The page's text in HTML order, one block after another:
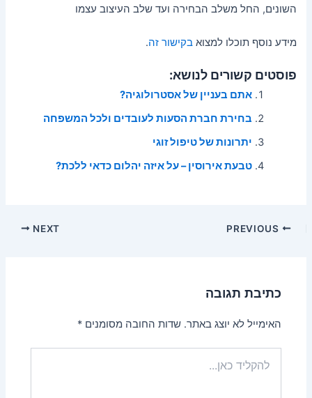
השונים, החל משלב הבחירה ועד שלב העיצוב עצמו
מידע נוסף תוכלו למצואבקישור זה.
פוסטים קשורים לנושא:
אתם בעניין של אסטרולוגיה?
בחירת חברת הסעות לעובדים ולכל המשפחה
יתרונות של טיפול זוגי
טבעת אירוסין – על איזה יהלום כדאי ללכת?
Post
NEXT
כתיבת תגובה
האימייל לא יוצג באתר. שדות החובה מסומנים*
כאן...